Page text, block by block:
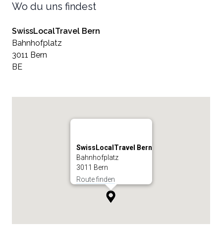
Wo du uns findest
SwissLocalTravel Bern
Bahnhofplatz
3011 Bern
BE
SwissLocalTravel Bern
Bahnhofplatz
3011 Bern
Route finden